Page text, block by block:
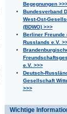
Begegnungen
Bundesverband
West-Ost-
(BDWO) >>>
Berliner Freunde
Russlands e.V.
e.V. >>>
Deutsch-
Gesellschaft
>>>
Wichtige